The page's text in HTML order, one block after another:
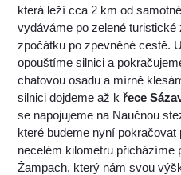
která leží cca 2 km od
vydáváme po zelené
zpočátku po zpevněné cestě.
opouštíme silnici a
chatovou osadu a mírně
silnici dojdeme až křece
se napojujeme na Naučnou
které budeme nyní
necelém kilometru přicházíme
Žampach, který nám svou